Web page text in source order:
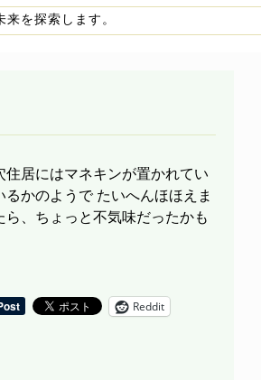
を探索します。
居にはマネキンが置かれてい
かのようで たいへんほほえま
、ちょっと不気味だったかも
Reddit